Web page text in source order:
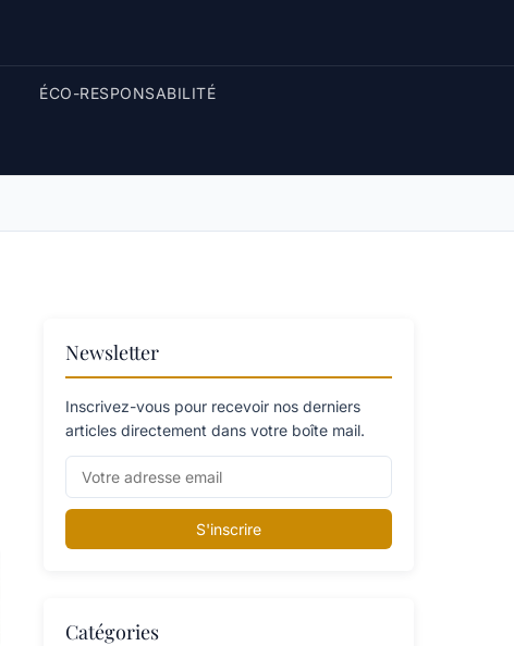
ÉCO-RESPONSABILITÉ
Newsletter
Inscrivez-vous pour recevoir nos derniers
articles directement dans votre boîte mail.
S'inscrire
Catégories